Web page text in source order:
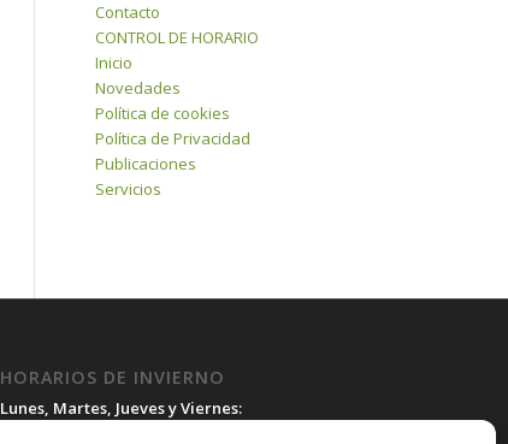
Contacto
CONTROL DE HORARIO
Inicio
Novedades
Política de cookies
Política de Privacidad
Publicaciones
Servicios
HORARIOS DE INVIERNO
Lunes, Martes, Jueves y Viernes: